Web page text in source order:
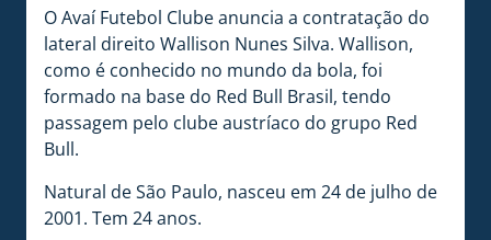
O Avaí Futebol Clube anuncia a contratação do
lateral direito Wallison Nunes Silva. Wallison,
como é conhecido no mundo da bola, foi
formado na base do Red Bull Brasil, tendo
passagem pelo clube austríaco do grupo Red
Bull.
Natural de São Paulo, nasceu em 24 de julho de
2001. Tem 24 anos.